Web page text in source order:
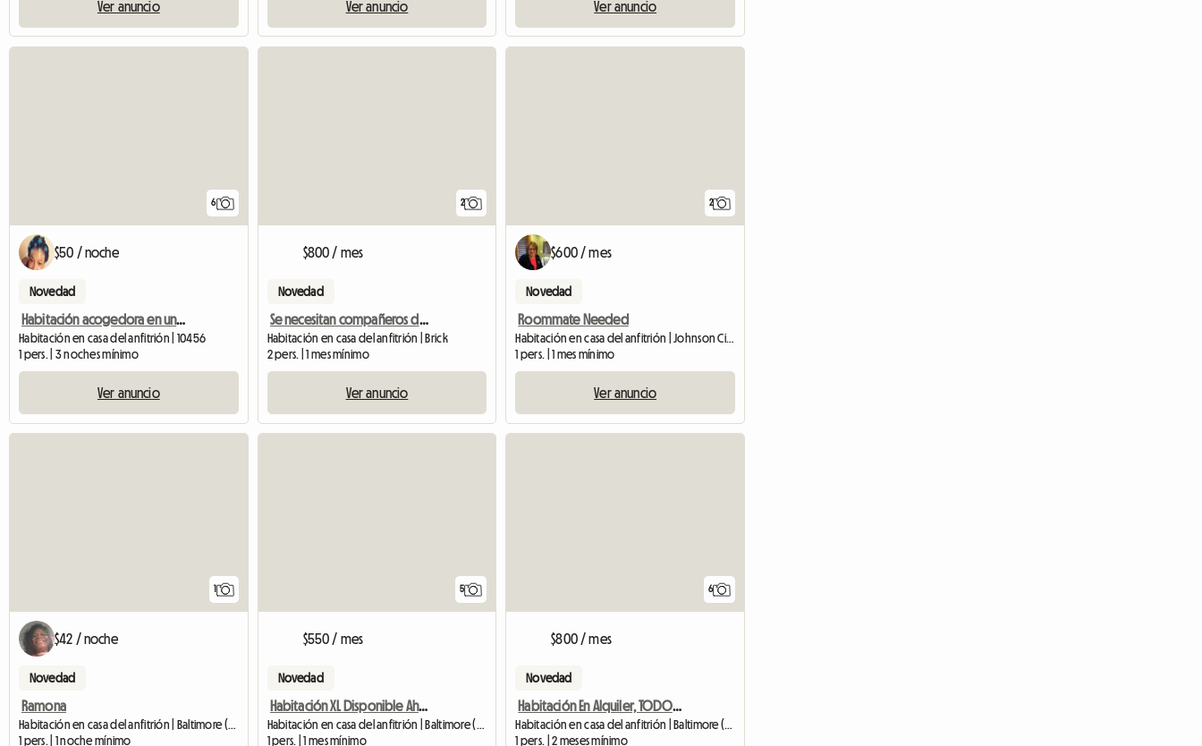
Ver anuncio Ver anuncio Ver anuncio
6
$50 / noche
Novedad
Habitación acogedora en un elegante apartamento cerca del estadio de los Yankees
Habitación en casa del anfitrión | 10456
1 pers. | 3 noches mínimo
Ver anuncio
2
$800 / mes
Novedad
Se necesitan compañeros de habitación para compartir casa de 5 habitaciones
Habitación en casa del anfitrión | Brick
2 pers. | 1 mes mínimo
Ver anuncio
2
$600 / mes
Novedad
Roommate Needed
Habitación en casa del anfitrión | Johnson City (13790)
1 pers. | 1 mes mínimo
Ver anuncio
1
$42 / noche
Novedad
Ramona
Habitación en casa del anfitrión | Baltimore (21209)
1 pers. | 1 noche mínimo
5
$550 / mes
Novedad
Habitación XL Disponible Ahora
Habitación en casa del anfitrión | Baltimore (21216)
1 pers. | 1 mes mínimo
6
$800 / mes
Novedad
Habitación En Alquiler, TODOS LOS SERVICIOS INCLUIDOS
Habitación en casa del anfitrión | Baltimore (21229)
1 pers. | 2 meses mínimo